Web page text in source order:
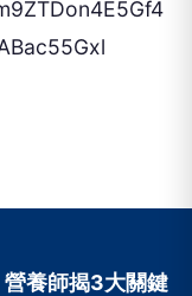
沒吃飽！營養師揭3大關鍵